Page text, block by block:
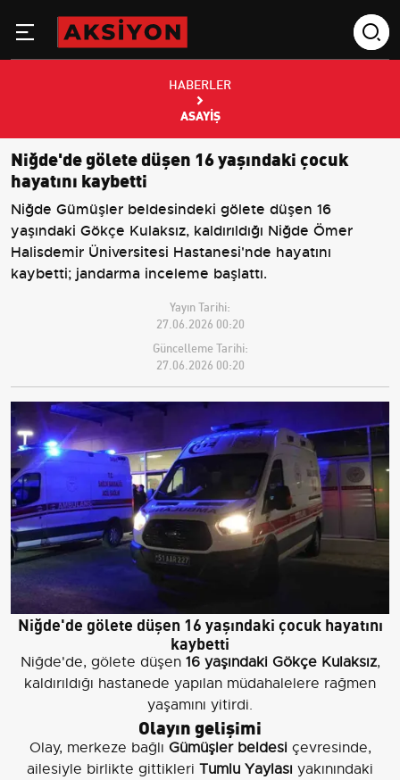
HABERLER
ASAYIŞ
Niğde'de gölete düşen 16 yaşındaki çocuk
hayatını kaybetti
Niğde Gümüşler beldesindeki gölete düşen 16
yaşındaki Gökçe Kulaksız, kaldırıldığı Niğde Ömer
Halisdemir Üniversitesi Hastanesi'nde hayatını
kaybetti; jandarma inceleme başlattı.
Yayın Tarihi:
27.06.2026 00:20
Güncelleme Tarihi:
27.06.2026 00:20
Niğde'de gölete düşen 16 yaşındaki çocuk hayatını
kaybetti
Niğde'de, gölete düşen 16 yaşındaki Gökçe Kulaksız,
kaldırıldığı hastanede yapılan müdahalelere rağmen
yaşamını yitirdi.
Olayın gelişimi
Olay, merkeze bağlı Gümüşler beldesiçevresinde,
ailesiyle birlikte gittikleri Tumlu Yaylası yakınındaki